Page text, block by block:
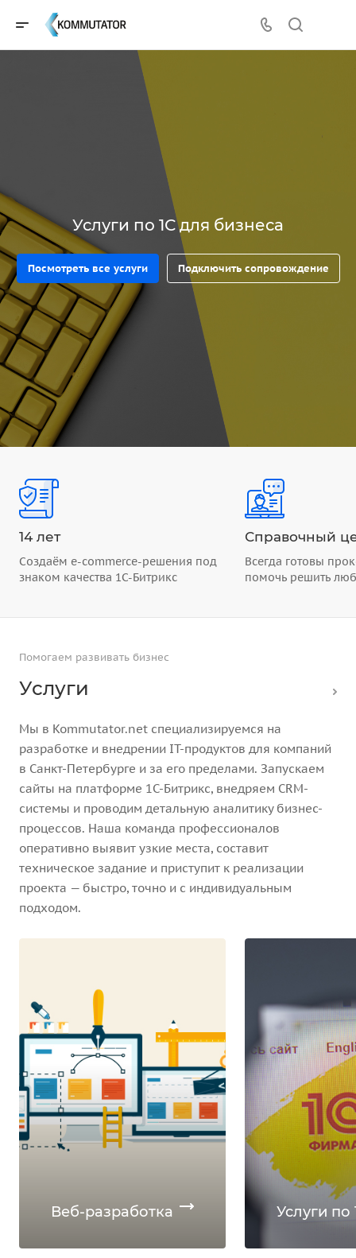
Услуги по 1С для бизнеса
Посмотреть все услуги Подключить сопровождение
14 лет
Создаём e-commerce-решения под
знаком качества 1С-Битрикс
Справочный
Всегда готовы
помочь решить
Помогаем развивать бизнес
Услуги
Мы в Kommutator.net специализируемся на
разработке и внедрении IT-продуктов для компаний
в Санкт-Петербурге и за его пределами. Запускаем
сайты на платформе 1С-Битрикс, внедряем CRM-
системы и проводим детальную аналитику бизнес-
процессов. Наша команда профессионалов
оперативно выявит узкие места, составит
техническое задание и приступит к реализации
проекта — быстро, точно и с индивидуальным
подходом.
Веб-разработка Услуги по